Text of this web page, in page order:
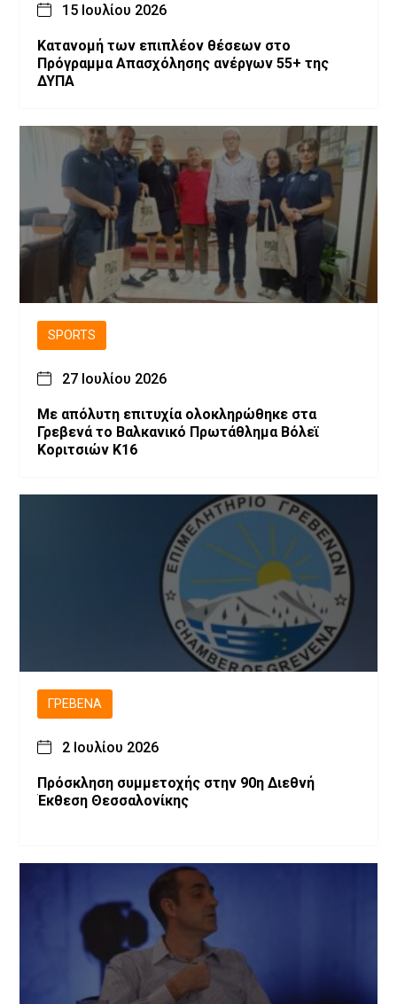
15 Ιουλίου 2026
Κατανομή των επιπλέον θέσεων στο
Πρόγραμμα Απασχόλησης ανέργων 55+ της
ΔΥΠΑ
SPORTS
27 Ιουλίου 2026
Με απόλυτη επιτυχία ολοκληρώθηκε στα
Γρεβενά το Βαλκανικό Πρωτάθλημα Βόλεϊ
Κοριτσιών Κ16
ΓΡΕΒΕΝΆ
2 Ιουλίου 2026
Πρόσκληση συμμετοχής στην 90η Διεθνή
Έκθεση Θεσσαλονίκης